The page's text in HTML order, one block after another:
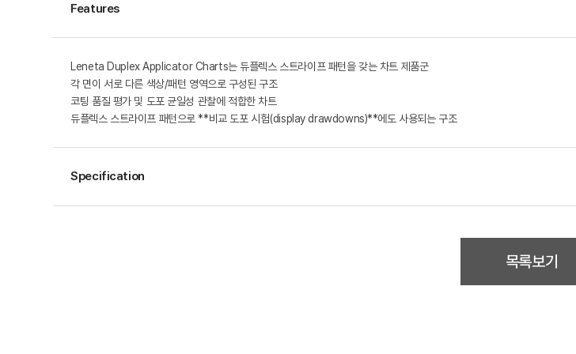
Features
Leneta Duplex Applicator Charts는 듀플렉스 스트라이프 패턴을 갖는 차트 제품군
각 면이 서로 다른 색상/패턴 영역으로 구성된 구조
코팅 품질 평가 및 도포 균일성 관찰에 적합한 차트
듀플렉스 스트라이프 패턴으로 **비교 도포 시험(display drawdowns)**에도 사용되는 구조
Specification
목록보기